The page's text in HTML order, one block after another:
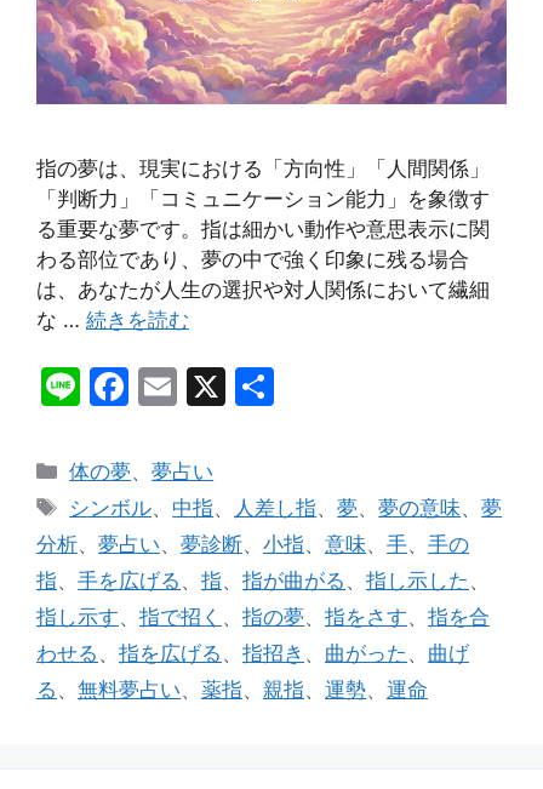
指の夢は、現実における「方向性」「人間関係」
「判断力」「コミュニケーション能力」を象徴す
る重要な夢です。指は細かい動作や意思表示に関
わる部位であり、夢の中で強く印象に残る場合
は、あなたが人生の選択や対人関係において繊細
な … 続きを読む
Li
e
F
c
e
b
o
o
k
E
ai
l
X
カ
テ
リ
ー
体の夢、夢占い
タ
グ
シンボル、 中指、 人差し指、夢、夢の意味、夢
分析、 夢占い、 夢診断、 小指、 意味、 手、 手の
指、 手を広げる 、 指、 指が曲がる 、 指し示した 、
指し示す、 指で招く 、 指の夢、 指をさす、 指を合
わせる 、 指を広げる 、 指招き 、 曲がった 、 曲げ
る 、 無料夢占い、 薬指、 親指、 運勢、 運命